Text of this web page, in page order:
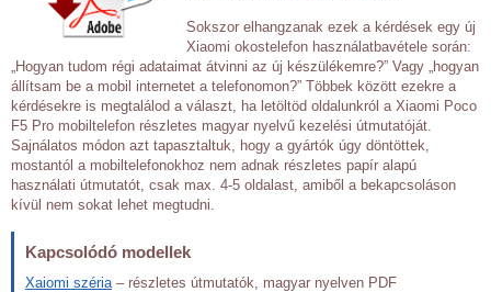
Sokszor elhangzanak ezek a kérdések egy új
Xiaomi okostelefon használatbavétele során:
„Hogyan tudom régi adataimat átvinni az új készülékemre?” Vagy „hogyan
állítsam be a mobil internetet a telefonomon?” Többek között ezekre a
kérdésekre is megtalálod a választ, ha letöltöd oldalunkról a Xiaomi Poco
F5 Pro mobiltelefon részletes magyar nyelvű kezelési útmutatóját.
Sajnálatos módon azt tapasztaltuk, hogy a gyártók úgy döntöttek,
mostantól a mobiltelefonokhoz nem adnak részletes papír alapú
használati útmutatót, csak max. 4-5 oldalast, amiből a bekapcsoláson
kívül nem sokat lehet megtudni.
Kapcsolódó modellek
Xaiomi széria – részletes útmutatók, magyar nyelven PDF